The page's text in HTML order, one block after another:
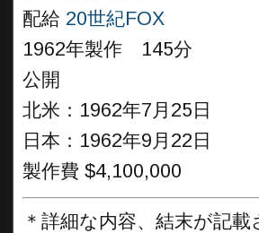
配給 20世紀FOX
1962年製作 145分
公開
北米：1962年7月25日
日本：1962年9月22日
製作費 $4,100,000
＊詳細な内容、結末が記載